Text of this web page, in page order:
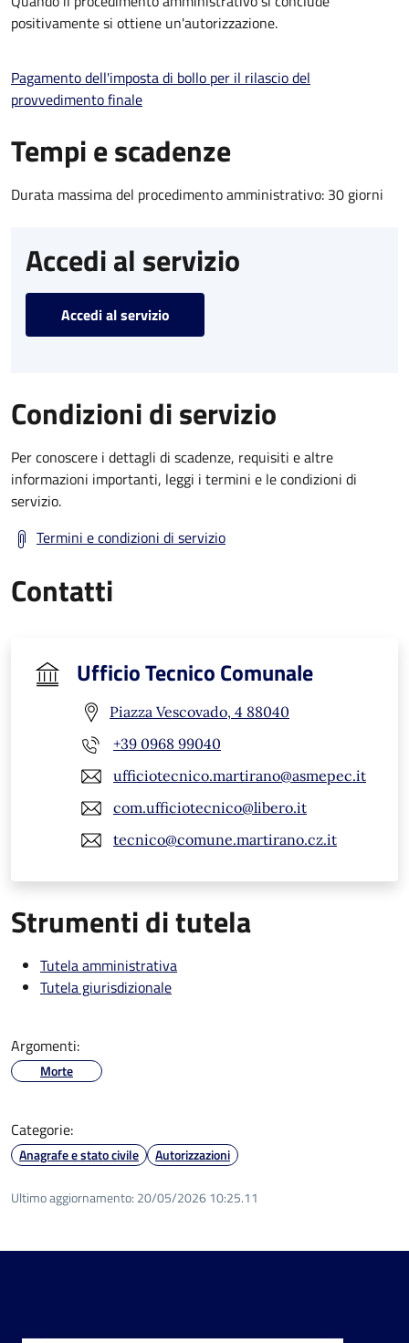
positivamente si ottiene un'autorizzazione.
Pagamento dell'imposta di bollo per il rilascio del
provvedimento finale
Tempi e scadenze
Durata massima del procedimento amministrativo: 30 giorni
Accedi al servizio
Accedi al servizio
Condizioni di servizio
Per conoscere i dettagli di scadenze, requisiti e altre
informazioni importanti, leggi i termini e le condizioni di
servizio.
Termini e condizioni di servizio
Contatti
Ufficio Tecnico Comunale
Piazza Vescovado, 4 88040
+39 0968 99040
ufficiotecnico.martirano@asmepec.it
com.ufficiotecnico@libero.it
tecnico@comune.martirano.cz.it
Strumenti di tutela
Tutela amministrativa
Tutela giurisdizionale
Argomenti:
Morte
Categorie:
Anagrafe e stato civile Autorizzazioni
Ultimo aggiornamento: 20/05/2026 10:25.11